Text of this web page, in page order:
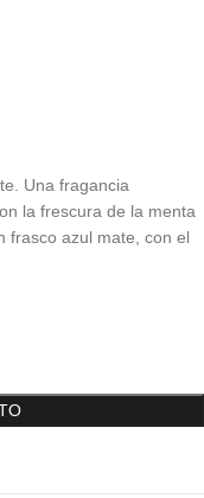
Una fragancia
la frescura de la menta
frasco azul mate, con el